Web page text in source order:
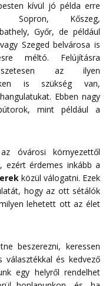
kívül jó példa erre
Sopron, Kőszeg,
Győr, de például
Szeged belvárosa is
méltó. Felújításra
az ilyen
is szükség van,
Ebben nagy
mint például a
óvárosi környezettől
ezért érdemes inkább a
közül válogatni. Ezek
hogy az ott sétálók
lehetett ott az élet
beszerezni, keressen
választékkal és kedvező
egy helyről rendelhet